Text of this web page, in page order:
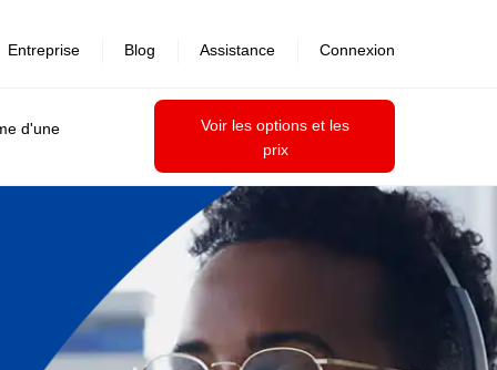
d'une
Voir les options et les
prix
Entreprise Blog Assistance Connexion